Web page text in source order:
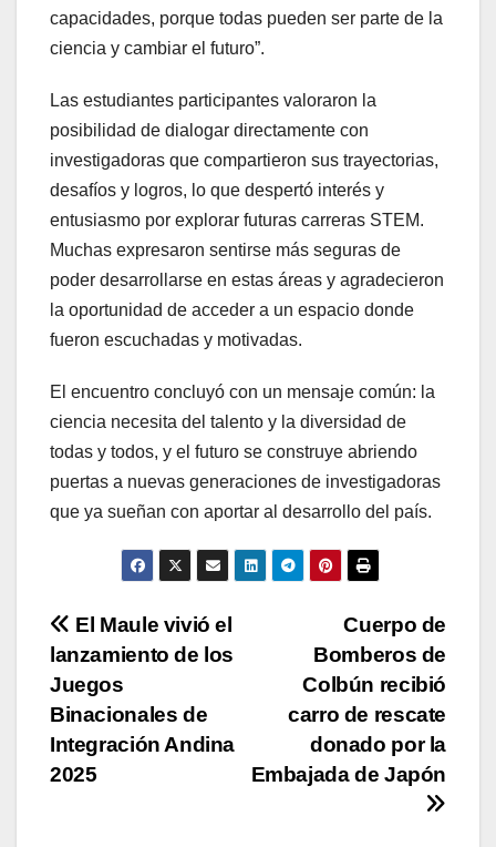
capacidades, porque todas pueden ser parte de la
ciencia y cambiar el futuro”.
Las estudiantes participantes valoraron la
posibilidad de dialogar directamente con
investigadoras que compartieron sus trayectorias,
desafíos y logros, lo que despertó interés y
entusiasmo por explorar futuras carreras STEM.
Muchas expresaron sentirse más seguras de
poder desarrollarse en estas áreas y agradecieron
la oportunidad de acceder a un espacio donde
fueron escuchadas y motivadas.
El encuentro concluyó con un mensaje común: la
ciencia necesita del talento y la diversidad de
todas y todos, y el futuro se construye abriendo
puertas a nuevas generaciones de investigadoras
que ya sueñan con aportar al desarrollo del país.
Navegación
de
entradas
Cuerpo de
Bomberos de
Colbún recibió
carro de rescate
donado por la
Embajada de Japón
El Maule vivió el
lanzamiento de los
Juegos
Binacionales de
Integración Andina
2025